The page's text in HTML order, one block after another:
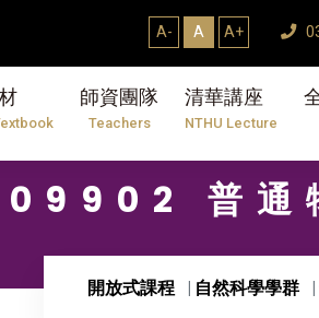
A- A A+
師資團隊
Teachers
清華講座
NTHU Lecture
09902 普通
開放式課程 自然科學學群